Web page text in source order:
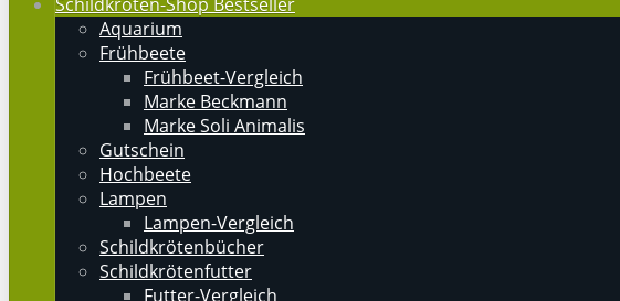
Aquarium
Frühbeete
Frühbeet-Vergleich
Marke Beckmann
Marke Soli Animalis
Gutschein
Hochbeete
Lampen
Lampen-Vergleich
Schildkrötenbücher
Schildkrötenfutter
Futter-Vergleich